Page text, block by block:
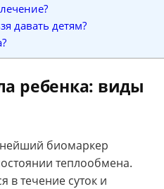
давать детям?
ребенка: виды
биомаркер
теплообмена.
в течение суток и